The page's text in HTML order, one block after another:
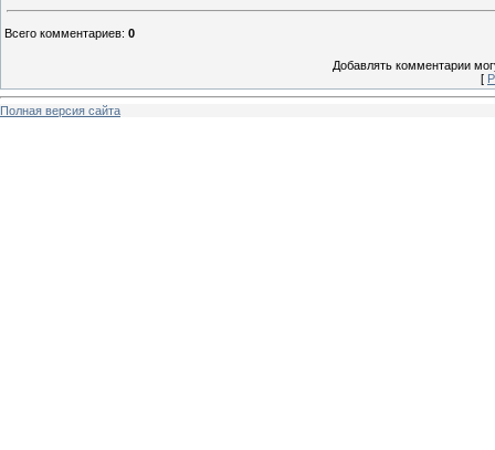
Всего комментариев: 0
Добавлять комментарии
[
Полная версия сайта